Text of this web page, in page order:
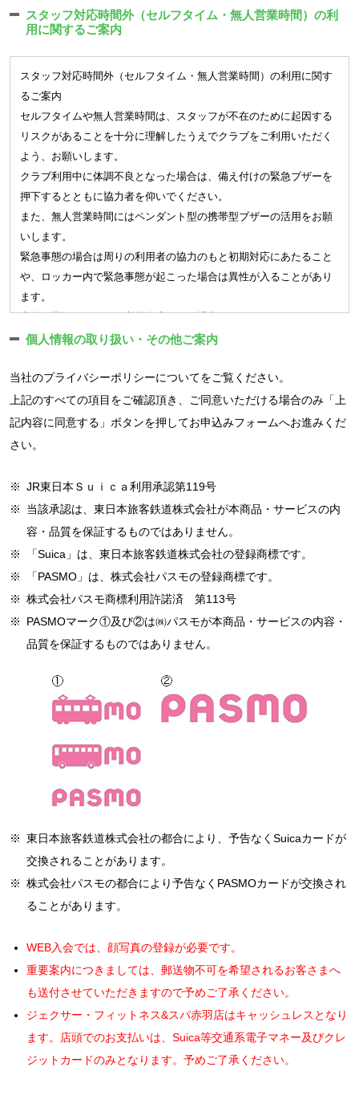
上、入会申込を行うものとします。この場合、親権者は本会則に
第3章 入会・退会
(入会手続き) 第7条
クラブに入会を希望する方は、本会則に同意の上、入会手続き
を行い所定の料金等を納入し契約を行うことより会員となりま
す。手続き時に定めた利用開始日が到来したときから有効とす
るものとします。
会員となる方は入会手続きの際、氏名、生年月日、性別、連絡
先電話番号、現住所、緊急連絡先と電話番号、および会費決済
に必要な情報を登録するものとします。また、会員となる方は
登録内容が正確であることを保証するものとします。
会員は入会手続きによって付与された会員番号により、会社が
規約に同意の上メールアドレス・パスワード等、所定の項目を
会員は顔写真を登録し、クラブは入会手続きによって付与され
た会員番号を付したデジタル情報として保有し、本人確認等や
サービス提供する上での照合、サービスを利用いただくための
会員証等は第三者に貸与又は譲渡することはできません。
会員はクラブが重複登録を認めた会員種別を除き、複数の会員
登録は出来ないものとします。またウェブサービス利用のため
(個人情報保護) 第8条
会社は、会社で取扱う会員の個人情報を別途定める「プライバシ
ーポリシー」に従って適正に利用・管理します。
(会員資格の喪失) 第9条
次条に定める退会の手続きを完了したとき
第 11 条により契約解除とされたとき
会員本人が死亡したとき
第 30 条により入会したクラブの全部を閉鎖したとき
(退会) 第10条
会員が自己都合により退会する場合は、クラブが指定した期日
までに会員本人若しくはその保護者がクラブ所定の手続きを完
た期日の締め切り当月の月末で退会することができます。
特別の事情がある場合を除き代理人による手続き又は電話その
他の方法による申し出は受付できません。
(契約解除) 第11条
除とすることができます。また契約解除となった場合、第15条に
定める諸会費の返還はいたしません。
(1)
法令、本会則、その他クラブの定める規則に違反したとき
クラブの名誉を毀損し、又は秩序を乱したとき
(4)
第 15 条に定める諸会費を 3 ヶ月以上滞納し、請求があって
■変更・追加
会員種別、オプション契約の変更・追加ができます。
※
一部の店舗では会員種別の変更制度はございません。
登録されている個人情報（名前、住所、連絡先、口座、メール
アドレス）については締切日に関わらずすみやかにご変更のお
手続きをしてください。
■休会
1 ヶ月以上の長期間クラブをご利用されない場合、月単位で最
大 3 ヶ月まで休会が可能です。
休会中は相互利用も含め施設のご利用はできません。
月の途中で休会を取消される場合には月会費との差額分のお支
払いが必要です。
届け出た休会期間の満了をもって届出前の契約内容に復会しま
※ 一部の店舗、会員種別では休会制度はありません。
■退会、解約
退会手続きが完了されていない場合には、在籍扱いとなり、ご
利用が無い場合でも会費はお納め頂きます。
3.その他
■入会キャンペーンについて
す。
在籍条件期間以上の在籍が特典の適用条件となります。期間内
でのご退会の場合、初期費用の割引分のお支払いが必要となり
ます。
期間内の休会も可能ですが、休会された月分、在籍条件は延長
となります。
特典は予告なく、変更・終了する場合がございます。予めご了
ができません。
その他特典との併用はできません。
■会員証
イル・IC）をご持参ください。お持ちでない場合は入館をお断
■月会費のお支払いに登録されたクレジットカードの変更について
クレジットカードの変更はWEBサービスでの手続き時に表示
された、期間より適用となります。
上記期間より以前の月会費に未納がある場合、合算請求させて
■個人情報の取得について
要配慮個人情報を取得する場合があります。その際には個人情
報保護委員会の発行する個人情報ガイドラインに基づき取得さ
せて頂きます。
第2条 登録希望者が当社の定める方法によって利用登録を申請
し、当社がこれを承認することによって、利用登録が完了するも
2. 本サービスの利用は一部の会員種別を除き当社の運営するク
ラブの会員に限ります
3. 前項の一部の会員種別とはキッズスクールを指し、その会員
種別に属する場合は会員の保護者をユーザーとして認め、本サー
ビスを利用することができます。
4. 当社は、利用登録の申請者に以下の事由があると判断した場
合、利用登録の申請を取り消しすることがあり、その理由につい
ては一切の開示義務を負わないものとします。
（1）利用登録の申請に際して虚偽の事項を届け出た場合
（2）本規約に違反したことがある者からの申請である場合
（3）別途定めるクラブ会則に違反したことがある者からの申請で
ある場合
（4）反社会的勢力等（暴力団、暴力団員、右翼団体、反社会的勢
力、その他これに準ずる者）である、または資金提供その他を通
与する等反社会的勢力との何らかの交流もしくは関与を行ってい
ると当社が判断した場合
第3条 ユーザーは、自己の責任において、本サービスのログイン
2. ユーザーは、いかなる場合にも、ログインIDおよびパスワー
ドを第三者に譲渡または貸与することはできません。
3. 当社は、ログインIDとパスワードの組み合わせが登録情報と
一致してログインされた場合には、そのログインIDを登録してい
るユーザー自身による利用とみなします。
（通信料）
第4条 本サービス利用登録ならびに利用の際にかかる通信料は、
（本サービスの提供の停止等）
第5条 当社は、以下の各号いずれかの事由があると判断した場
合、ユーザーに事前に通知することなく本サービスの全部または
（1）本サービスにかかるコンピュータシステムの保守点検または
（2）地震、落雷、火災、停電またはその他の天災などによる不可
（3）コンピュータまたは通信回線等が事故により停止した場合
（4）その他、当社が本サービスの提供の停止または中断が必要と
判断した場合
ーまたは第三者が被ったいかなる不利益または損害について、理
（本サービス内容と本サービス内容の変更）
第6条 本サービスにおいて提供される提供内容は下記のとおりで
す
・レッスン、スクールの振替、予約、欠席の登録、変更の届出
・メールの配信
緊急案内メール･･･施設の不具合、休講等を案内するEメール（自
スタッフ対応時間外（セルフタイム・無人営業時間）の利
用に関するご案内
スタッフ対応時間外（セルフタイム・無人営業時間）の利用に関す
るご案内
セルフタイムや無人営業時間は、スタッフが不在のために起因する
リスクがあることを十分に理解したうえでクラブをご利用いただく
よう、お願いします。
クラブ利用中に体調不良となった場合は、備え付けの緊急ブザーを
押下するとともに協力者を仰いでください。
また、無人営業時間にはペンダント型の携帯型ブザーの活用をお願
いします。
緊急事態の場合は周りの利用者の協力のもと初期対応にあたること
や、ロッカー内で緊急事態が起こった場合は異性が入ることがあり
ます。
AEDは利用者が使用できる場所に常設してあり、緊急時はスタッフ
館内に掲示されている避難口、避難経路の確認を行い、非常時は躊
躇することなく使用してください。
※24時間営業店舗について、以下の事項を確認します。
トイレ、シャワーブースで一定時間の滞留があると警備員が駆
けつける場合があります。
無人営業時間に緊急ブザーが押されると天井スピーカーからの
呼び掛けがあります。
個人情報の取り扱い・その他ご案内
当社のプライバシーポリシーについてをご覧ください。
上記のすべての項目をご確認頂き、ご同意いただける場合のみ「上
記内容に同意する」ボタンを押してお申込みフォームへお進みくだ
さい。
※ JR東日本Ｓｕｉｃａ利用承認第119号
※
当該承認は、東日本旅客鉄道株式会社が本商品・サービスの内
容・品質を保証するものではありません。
※
「Suica」は、東日本旅客鉄道株式会社の登録商標です。
※
「PASMO」は、株式会社パスモの登録商標です。
※ 株式会社パスモ商標利用許諾済 第113号
※
PASMOマーク①及び②は㈱パスモが本商品・サービスの内容・
品質を保証するものではありません。
※ 東日本旅客鉄道株式会社の都合により、予告なくSuicaカードが
交換されることがあります。
※ 株式会社パスモの都合により予告なくPASMOカードが交換され
ることがあります。
WEB入会では、顔写真の登録が必要です。
重要案内につきましては、郵送物不可を希望されるお客さまへ
も送付させていただきますので予めご了承ください。
ジェクサー・フィットネス&スパ赤羽店はキャッシュレスとなり
ます。店頭でのお支払いは、Suica等交通系電子マネー及びクレ
ジットカードのみとなります。予めご了承ください。